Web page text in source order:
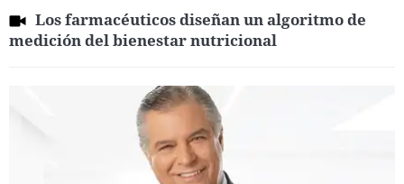
Los farmacéuticos diseñan un algoritmo de
medición del bienestar nutricional